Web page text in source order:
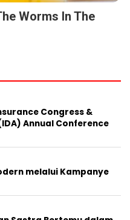
Congress &
Annual Conference
Sastra Bertemu dalam
MAYORITAS DI
INDUK MAGLIANO,
MEMBANGUN